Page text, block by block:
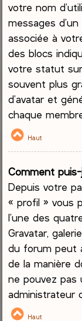
votre nom
messages
associée à
des blocs
votre statut
souvent plus
d’avatar et
chaque
Haut
Comment
Depuis votre
« profil » vous
l’une des
Gravatar,
du forum peut
de la manière
ne pouvez pas
administrateur
Haut